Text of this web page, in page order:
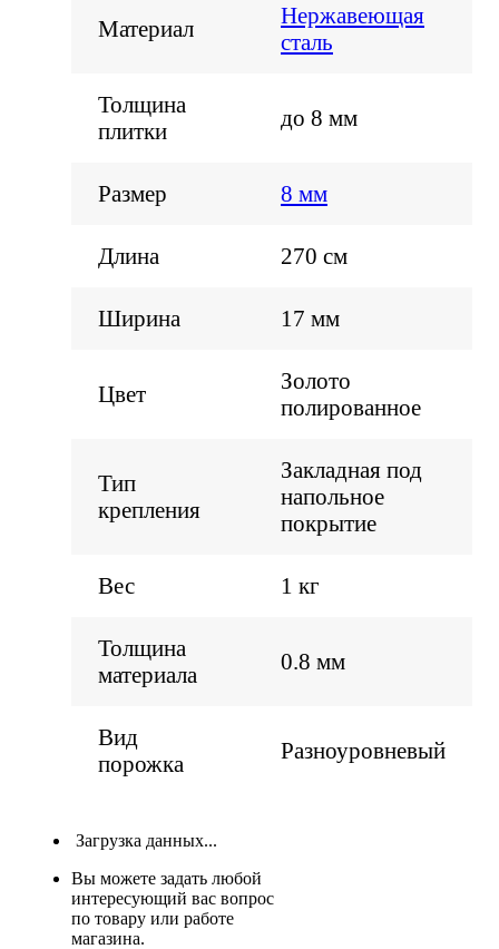
Материал
Нержавеющая
сталь
Толщина
плитки
до 8 мм
Размер 8 мм
Длина 270 см
Ширина 17 мм
Цвет
Золото
полированное
Тип
крепления
Закладная под
напольное
покрытие
Вес 1 кг
Толщина
материала
0.8 мм
Вид
порожка
Разноуровневый
Загрузка данных...
Вы можете задать любой
интересующий вас вопрос
по товару или работе
магазина.